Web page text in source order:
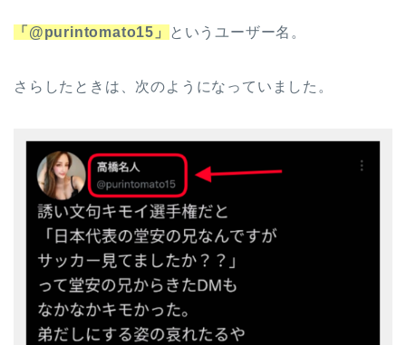
「@purintomato15」 というユーザー名。
さらしたときは、次のようになっていました。